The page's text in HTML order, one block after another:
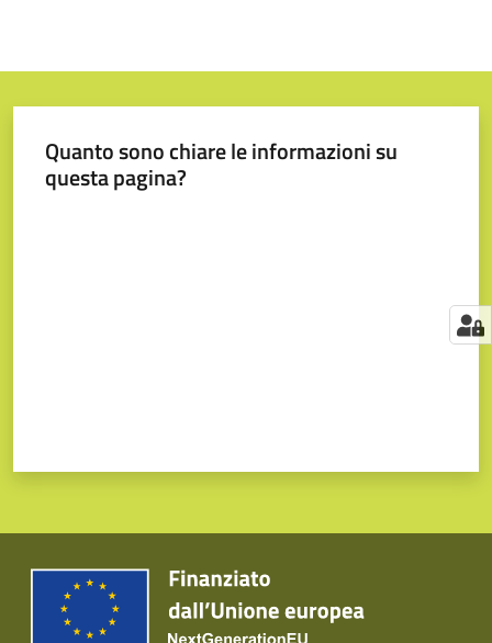
Quanto sono chiare le informazioni su
questa pagina?